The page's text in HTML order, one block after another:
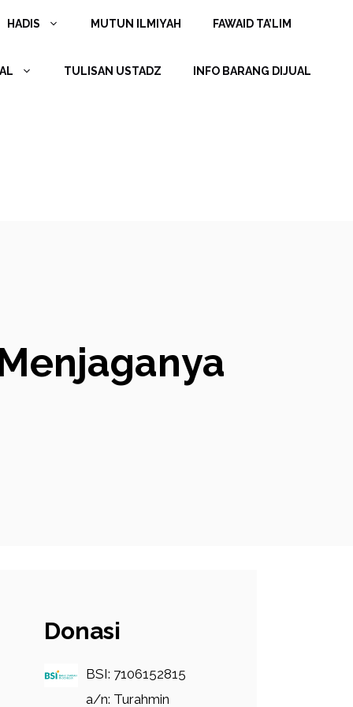
HADIS MUTUN ILMIYAH FAWAID TA’LIM
TULISAN USTADZ INFO BARANG DIJUAL
Donasi
BSI: 7106152815
a/n: Turahmin